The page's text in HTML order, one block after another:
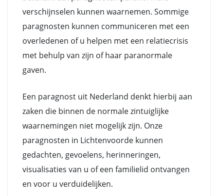
verschijnselen kunnen waarnemen. Sommige
paragnosten kunnen communiceren met een
overledenen of u helpen met een relatiecrisis
met behulp van zijn of haar paranormale
gaven.
Een paragnost uit Nederland denkt hierbij aan
zaken die binnen de normale zintuiglijke
waarnemingen niet mogelijk zijn. Onze
paragnosten in Lichtenvoorde kunnen
gedachten, gevoelens, herinneringen,
visualisaties van u of een familielid ontvangen
en voor u verduidelijken.